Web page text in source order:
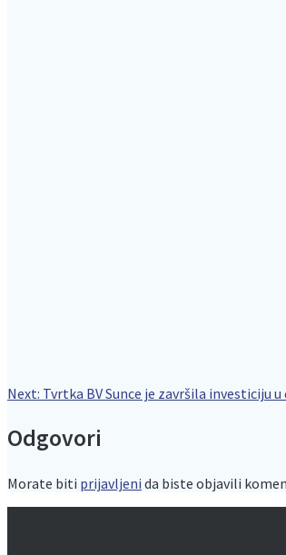
Navigacija
objava
Next: Next
Tvrtka BV Sunce je završila investiciju
Odgovori
Morate biti prijavljeni da biste objavili